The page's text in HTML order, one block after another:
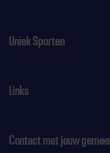
Uniek Sporten
Links
Contact met jouw